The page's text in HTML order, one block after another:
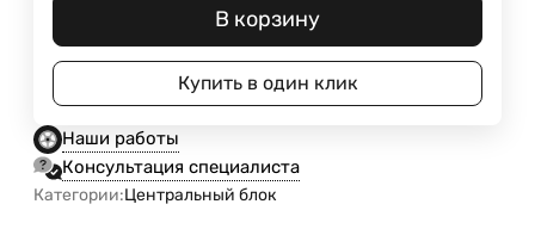
В корзину
Купить в один клик
Наши работы
Консультация специалиста
Категории:Центральный блок